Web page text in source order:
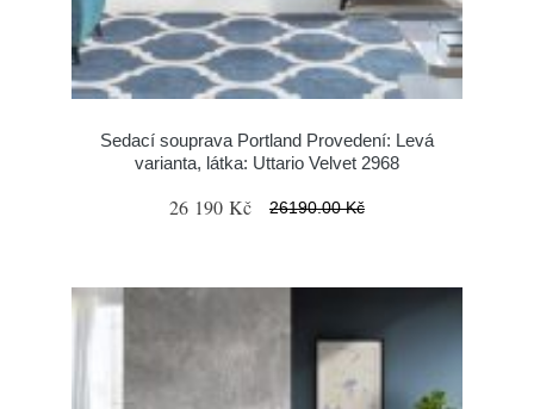
Sedací souprava Portland Provedení: Levá
varianta, látka: Uttario Velvet 2968
26 190 Kč 26190.00 Kč